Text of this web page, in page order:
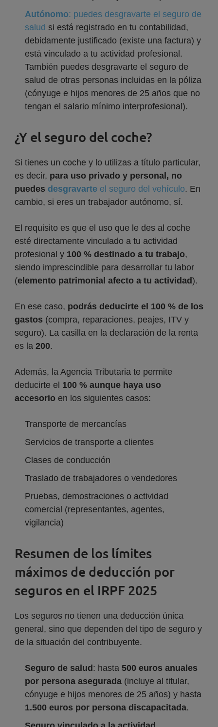
Autónomo: puedes desgravarte el seguro de
salud si está registrado en tu contabilidad,
debidamente justificado (existe una factura) y
está vinculado a tu actividad profesional.
También puedes desgravarte el seguro de
salud de otras personas incluidas en la póliza
(cónyuge e hijos menores de 25 años que no
tengan el salario mínimo interprofesional).
¿Y el seguro del coche?
Si tienes un coche y lo utilizas a título particular,
es decir, para uso privado y personal, no
puedes desgravarte el seguro del vehículo. En
cambio, si eres un trabajador autónomo, sí.
El requisito es que el uso que le des al coche
esté directamente vinculado a tu actividad
profesional y 100 % destinado a tu trabajo,
siendo imprescindible para desarrollar tu labor
(elemento patrimonial afecto a tu actividad).
En ese caso, podrás deducirte el 100 % de los
gastos (compra, reparaciones, peajes, ITV y
seguro). La casilla en la declaración de la renta
es la 200.
Además, la Agencia Tributaria te permite
deducirte el 100 % aunque haya uso
accesorio en los siguientes casos:
Transporte de mercancías
Servicios de transporte a clientes
Clases de conducción
Traslado de trabajadores o vendedores
Pruebas, demostraciones o actividad
comercial (representantes, agentes,
vigilancia)
Resumen de los límites
máximos de deducción por
seguros en el IRPF 2025
Los seguros no tienen una deducción única
general, sino que dependen del tipo de seguro y
de la situación del contribuyente.
Seguro de salud : hasta 500 euros anuales
por persona asegurada (incluye al titular,
cónyuge e hijos menores de 25 años) y hasta
1.500 euros por persona discapacitada.